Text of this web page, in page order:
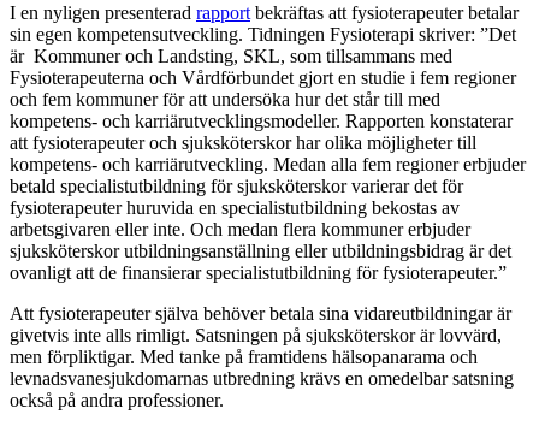
I en nyligen presenterad rapport bekräftas att fysioterapeuter betalar
sin egen kompetensutveckling. Tidningen Fysioterapi skriver: ”Det
är Kommuner och Landsting, SKL, som tillsammans med
Fysioterapeuterna och Vårdförbundet gjort en studie i fem regioner
och fem kommuner för att undersöka hur det står till med
kompetens- och karriärutvecklingsmodeller. Rapporten konstaterar
att fysioterapeuter och sjuksköterskor har olika möjligheter till
kompetens- och karriärutveckling. Medan alla fem regioner erbjuder
betald specialistutbildning för sjuksköterskor varierar det för
fysioterapeuter huruvida en specialistutbildning bekostas av
arbetsgivaren eller inte. Och medan flera kommuner erbjuder
sjuksköterskor utbildningsanställning eller utbildningsbidrag är det
ovanligt att de finansierar specialistutbildning för fysioterapeuter.”
Att fysioterapeuter själva behöver betala sina vidareutbildningar är
givetvis inte alls rimligt. Satsningen på sjuksköterskor är lovvärd,
men förpliktigar. Med tanke på framtidens hälsopanarama och
levnadsvanesjukdomarnas utbredning krävs en omedelbar satsning
också på andra professioner.